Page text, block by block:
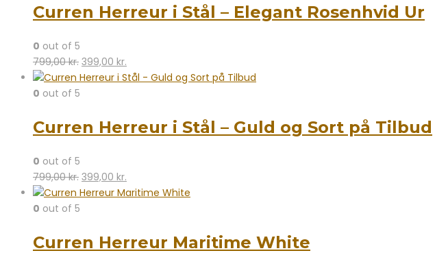
799,00 kr..299,00 kr..
Curren Herreur i Stål – Elegant Rosenhvid Ur
0 out of 5
799,00kr. Den
oprindelige
799,00 kr..
399,00 kr.
aktuelle
399,00 kr..
0 out of 5
Curren Herreur i Stål – Guld og Sort på Tilbud
0 out of 5
799,00kr. Den
oprindelige
799,00 kr..
399,00 kr.
aktuelle
399,00 kr..
0 out of 5
Curren Herreur Maritime White